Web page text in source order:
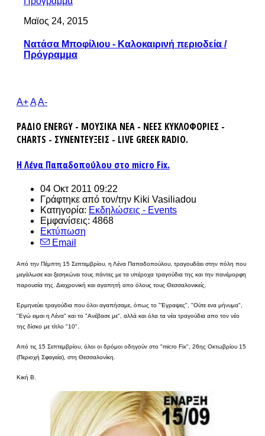
Μαϊος 24, 2015
Νατάσα Μποφίλιου - Καλοκαιρινή περιοδεία /
Πρόγραμμα
A+AA-
ΡΑΔΙΟ ENERGY - ΜΟΥΣΙΚΑ ΝΕΑ - ΝΕΕΣ ΚΥΚΛΟΦΟΡΙΕΣ -
CHARTS - ΣΥΝΕΝΤΕΥΞΕΙΣ - LIVE GREEK RADIO.
Η Λένα Παπαδοπούλου στο micro Fix.
04 Οκτ 2011 09:22
Γράφτηκε από τον/την Kiki Vasiliadou
Κατηγορία: Εκδηλώσεις - Events
Εμφανίσεις: 4868
Εκτύπωση
Email
Από την Πέμπτη 15 Σεπτεμβρίου, η Λένα Παπαδοπούλου, τραγουδάει στην πόλη που
μεγάλωσε και ξεσηκώνει τους πάντες με τα υπέροχα τραγούδια της και την πανέμορφη
παρουσία της. Διαχρονική και αγαπητή απο όλους τους Θεσσαλονικείς.
Ερμηνεύει τραγούδια που όλοι αγαπήσαμε, όπως το "Έγραψες", "Ούτε ενα μήνυμα",
"Εγώ ειμαι η Λένα" και το "Ανέβασε με", αλλά και όλα τα νέα τραγούδια απο τον νέο
της δίσκο με τίτλο "10".
Από τις 15 Σεπτεμβρίου, όλοι οι δρόμοι οδηγούν στο "micro Fix", 26ης Οκτωβρίου 15
(Περιοχή Σφαγεία), στη Θεσσαλονίκη.
Κική Β.